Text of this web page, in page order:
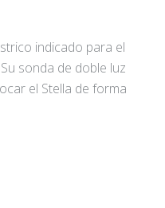
indicado para el
sonda de doble luz
el Stella de forma